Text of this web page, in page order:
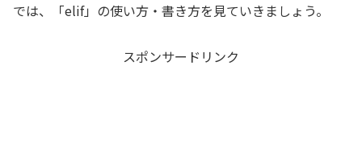
では、「elif」の使い方・書き方を見ていきましょう。
スポンサードリンク